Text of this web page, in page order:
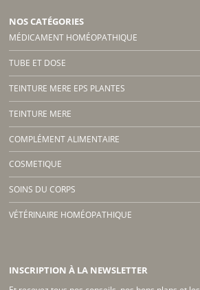
NOS CATÉGORIES
MÉDICAMENT HOMÉOPATHIQUE
TUBE ET DOSE
TEINTURE MERE EPS PLANTES
TEINTURE MERE
COMPLÉMENT ALIMENTAIRE
COSMETIQUE
SOINS DU CORPS
VÉTÉRINAIRE HOMÉOPATHIQUE
INSCRIPTION À LA NEWSLETTER